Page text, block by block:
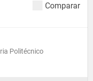
Comparar
Politécnico